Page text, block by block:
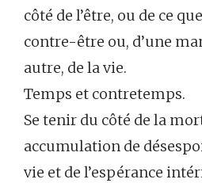
côté de l’être, ou de ce
contre-être ou, d’une
autre, de la vie.
Temps et contretemps.
Se tenir du côté de la
accumulation de
vie et de l’espérance